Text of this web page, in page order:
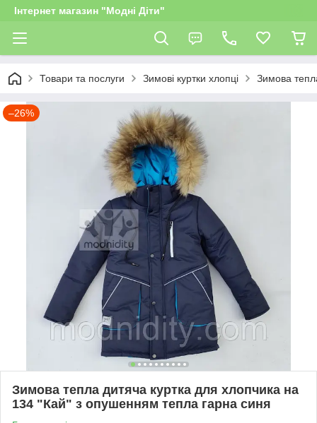
Інтернет магазин "Модні Діти"
Товари та послуги Зимові куртки хлопці Зимова
–26%
Зимова тепла дитяча куртка для хлопчика на
134 "Кай" з опушенням тепла гарна синя